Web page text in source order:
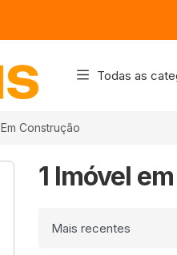
Todas as
Em Construção
1 Imóvel
Ordenar por